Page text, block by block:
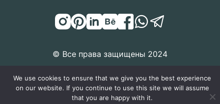
© Все права защищены 2024
We use cookies to ensure that we give you the best experience
on our website. If you continue to use this site we will assume
that you are happy with it.